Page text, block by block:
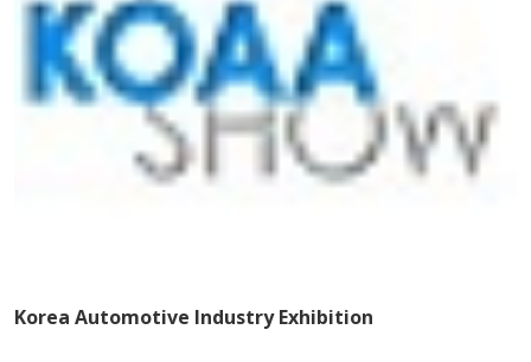
Korea Automotive Industry Exhibition